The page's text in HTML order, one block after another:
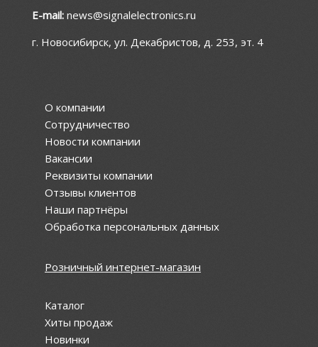
E-mail: news@signalelectronics.ru
г. Новосибирск, ул. Декабристов, д. 253, эт. 4
О компании
Сотрудничество
Новости компании
Вакансии
Реквизиты компании
Отзывы клиентов
Наши партнёры
Обработка персональных данных
Розничный интернет-магазин
Каталог
Хиты продаж
Новинки